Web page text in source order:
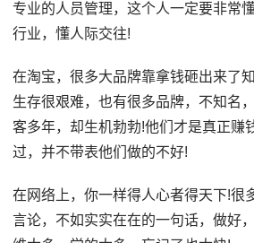
专业的人员管理，这个人一定要非常
行业，懂人际交往!
在淘宝，很多大品牌靠拿钱砸出来了
生存很艰难，也有很多品牌，不知名
客多年，却生机勃勃!他们才是真正赚
过，并不带表他们做的不好!
在网络上，你一样得人心者得天下!很
言论，不如实实在在的一句话，做好